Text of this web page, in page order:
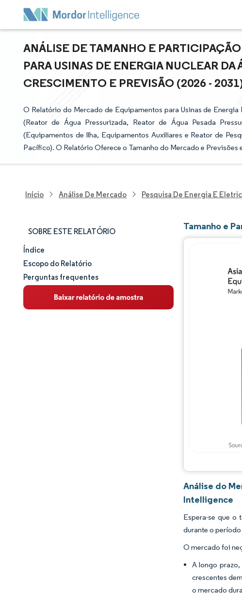
ANÁLISE DE TAMANHO E
PARA USINAS DE ENERGIA NUCLEAR
CRESCIMENTO E PREVISÃO (2026 -
O Relatório do Mercado de Equipamentos para Usinas de
(Reator de Água Pressurizada, Reator de Água Pesada
(Equipamentos de Ilha, Equipamentos Auxiliares e Reator de
Pacífico). O Relatório Oferece o Tamanho do Mercado e Previsões
Início Análise De Mercado Pesquisa De Energia E
SOBRE ESTE RELATÓRIO
Tamanho e participação de mercado
Análise de mercado
Tendências e insights
Índice
Escopo do Relatório
Perguntas frequentes
Tamanho e
Análise do
Intelligence
Espera-se que o
durante o
O mercado foi
A longo
crescentes
o mercado